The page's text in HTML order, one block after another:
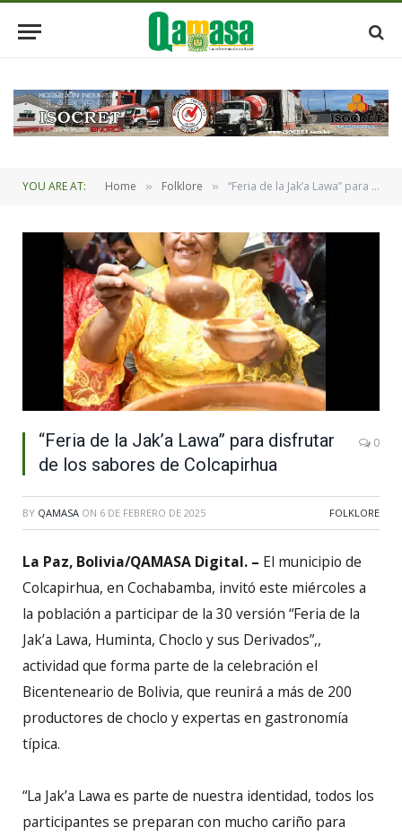
YOU ARE AT: Home » Folklore » “Feria de la Jak’a Lawa” para disfrutar de los sabores de Colcapirhua
“Feria de la Jak’a Lawa” para disfrutar
de los sabores de Colcapirhua
0
BY QAMASA ON 6 DE FEBRERO DE 2025 FOLKLORE
La Paz, Bolivia/QAMASA Digital. – El municipio de
Colcapirhua, en Cochabamba, invitó este miércoles a
la población a participar de la 30 versión “Feria de la
Jak’a Lawa, Huminta, Choclo y sus Derivados”,,
actividad que forma parte de la celebración el
Bicenteneario de Bolivia, que reunirá a más de 200
productores de choclo y expertas en gastronomía
típica.
“La Jak’a Lawa es parte de nuestra identidad, todos los
participantes se preparan con mucho cariño para